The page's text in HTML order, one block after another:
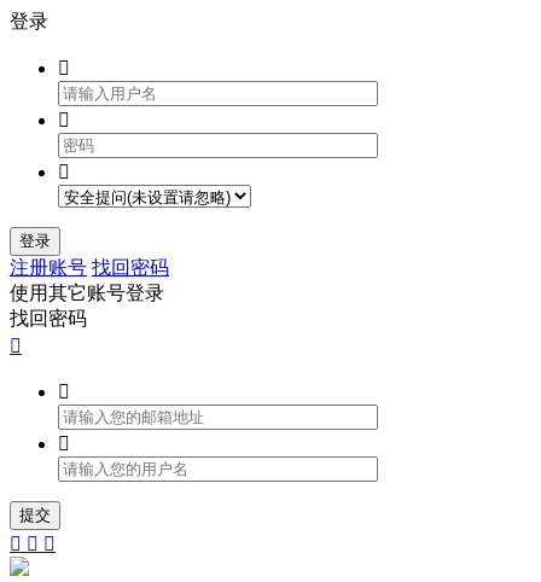
登录



登录
注册账号 找回密码
使用其它账号登录
找回密码



提交
  